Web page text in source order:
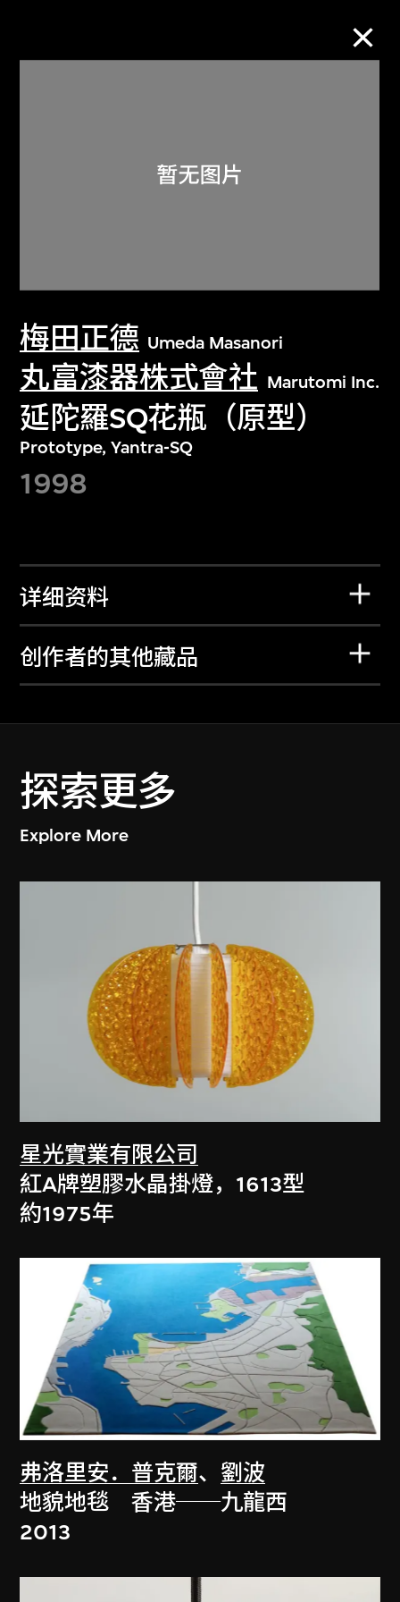
梅田正德 Umeda Masanori
丸富漆器株式會社 Marutomi Inc.
延陀羅SQ花瓶（原型）
Prototype, Yantra-SQ
1998
详细资料
创作者的其他藏品
探索更多
Explore More
星光實業有限公司
紅A牌塑膠水晶掛燈，1613型
約1975年
弗洛里安．普克爾、 劉波
地貌地毯 香港──九龍西
2013
关于M+藏品
探索世界顶级的二十及二十一世纪视觉
文化藏品。